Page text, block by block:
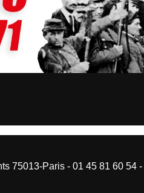
75013-Paris - 01 45 81 60 54 -